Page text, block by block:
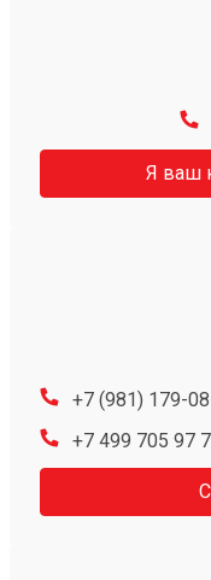
Я ваш
+7 (981) 179-
+7 499 705 97